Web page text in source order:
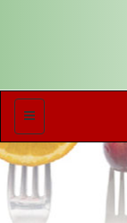
منو